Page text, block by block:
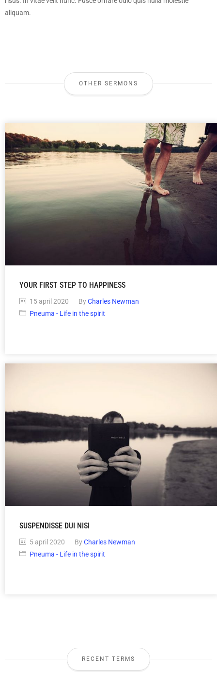
aliquam.
OTHER SERMONS
YOUR FIRST STEP TO HAPPINESS
15 april 2020 ByCharles Newman
Pneuma - Life in the spirit
SUSPENDISSE DUI NISI
5 april 2020 ByCharles Newman
Pneuma - Life in the spirit
RECENT TERMS